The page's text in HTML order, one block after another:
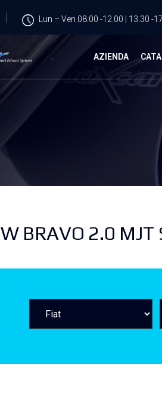
Lun – Ven 08.00 -12.00 | 13.30 -
AZIENDA
BRAVO 2.0